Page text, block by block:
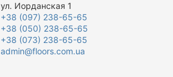
ул. Иорданская 1
+38 (097) 238-65-65
+38 (050) 238-65-65
+38 (073) 238-65-65
admin@floors.com.ua